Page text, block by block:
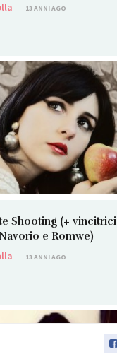
13 ANNI AGO
Shooting (+ vincitrici
e Romwe)
13 ANNI AGO